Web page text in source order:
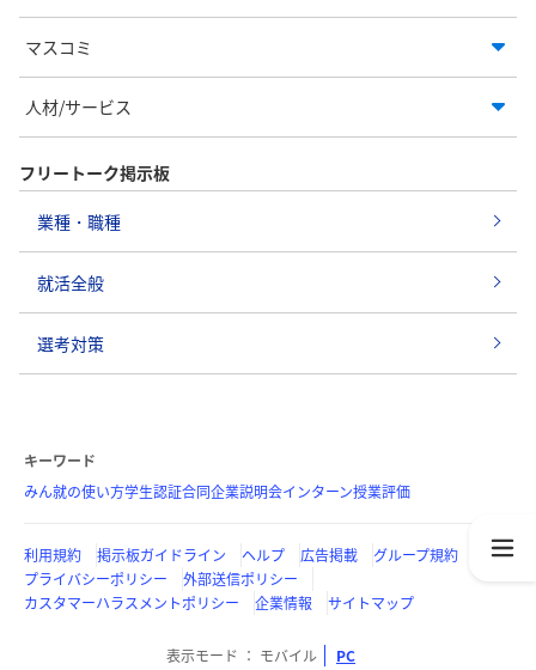
マスコミ
人材/サービス
フリートーク掲示板
業種・職種
就活全般
選考対策
キーワード
みん就の使い方学生認証合同企業説明会インターン授業評価
利用規約 掲示板ガイドライン ヘルプ 広告掲載
グループ規約
プライバシーポリシー
外部送信ポリシー
カスタマーハラスメントポリシー
企業情報 サイトマップ
表示モード モバイル PC